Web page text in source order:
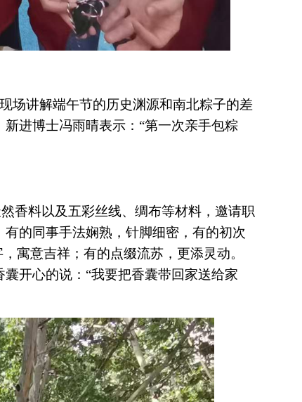
场讲解端午节的历史渊源和南北粽子的差
进博士冯雨晴表示：“第一次亲手包粽
香料以及五彩丝线、绸布等材料，邀请职
的同事手法娴熟，针脚细密，有的初次
寓意吉祥；有的点缀流苏，更添灵动。
开心的说：“我要把香囊带回家送给家